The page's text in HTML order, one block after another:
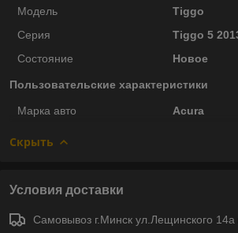
Модель
Tiggo
Серия
Tiggo 5
Состояние
Новое
Пользовательские характеристики
Марка авто Acura
Скрыть
Условия доставки
Самовывоз г.Минск ул.Лещинского 14а